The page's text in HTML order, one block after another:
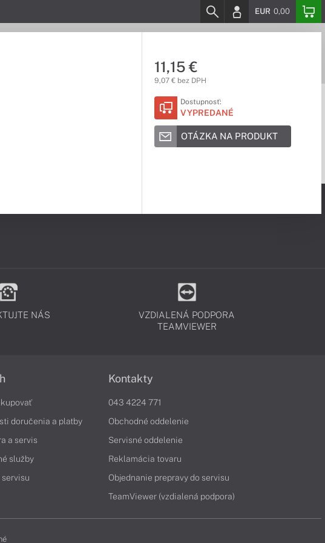
EUR 0,00
11,15 €
9,07 € bez DPH
Dostupnosť:
VYPREDANÉ
OTÁZKA NA PRODUKT
NÁS
VZDIALENÁ PODPORA
TEAMVIEWER
doručenia a platby
a servis
služby
servisu
Kontakty
043 4224 771
Obchodné oddelenie
Servisné oddelenie
Reklamácia tovaru
Objednanie prepravy do servisu
TeamViewer (vzdialená podpora)